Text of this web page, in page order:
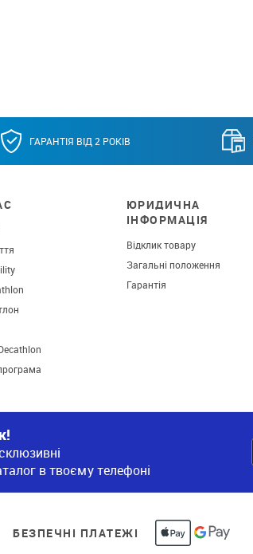
ГАРАНТІЯ ВІД 2 РОКІВ
ЮРИДИЧНА
ІНФОРМАЦІЯ
Відклик товару
Загальні положення
Гарантія
в твоєму телефоні
БЕЗПЕЧНІ ПЛАТЕЖІ